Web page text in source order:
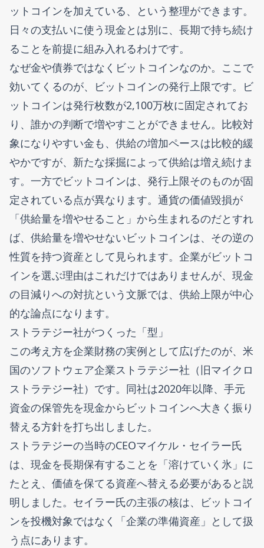
ットコインを加えている、という整理ができます。
日々の支払いに使う現金とは別に、長期で持ち続け
ることを前提に組み入れるわけです。
なぜ金や債券ではなくビットコインなのか。ここで
効いてくるのが、ビットコインの発行上限です。ビ
ットコインは発行枚数が2,100万枚に固定されてお
り、誰かの判断で増やすことができません。比較対
象になりやすい金も、供給の増加ペースは比較的緩
やかですが、新たな採掘によって供給は増え続けま
す。一方でビットコインは、発行上限そのものが固
定されている点が異なります。通貨の価値毀損が
「供給量を増やせること」から生まれるのだとすれ
ば、供給量を増やせないビットコインは、その逆の
性質を持つ資産として見られます。企業がビットコ
インを選ぶ理由はこれだけではありませんが、現金
の目減りへの対抗という文脈では、供給上限が中心
的な論点になります。
ストラテジー社がつくった「型」
この考え方を企業財務の実例として広げたのが、米
国のソフトウェア企業ストラテジー社（旧マイクロ
ストラテジー社）です。同社は2020年以降、手元
資金の保管先を現金からビットコインへ大きく振り
替える方針を打ち出しました。
ストラテジーの当時のCEOマイケル・セイラー氏
は、現金を長期保有することを「溶けていく氷」に
たとえ、価値を保てる資産へ替える必要があると説
明しました。セイラー氏の主張の核は、ビットコイ
ンを投機対象ではなく「企業の準備資産」として扱
う点にあります。